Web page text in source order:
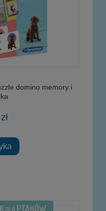
domino memory i